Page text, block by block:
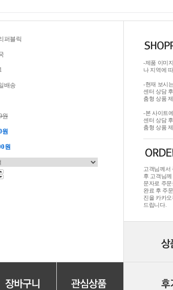
퍼블릭
배송
원
원
원
-제품 이미
나 지역에
-현재 보시
센터 상담
춤형 상품
-본 사이트
센터 상담
춤형 상품
고객님께서
후 고객님
문자로 주
완료 후 주
진을 카카
드립니다.